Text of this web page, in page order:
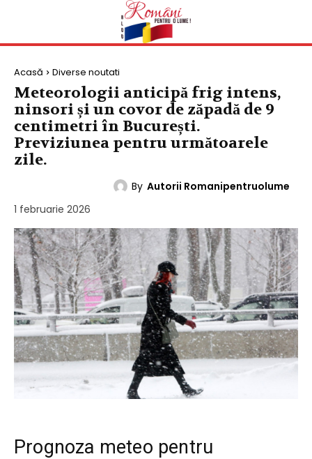
Acasă Diverse noutati
Meteorologii anticipă frig intens,
ninsori și un covor de zăpadă de 9
centimetri în București.
Previziunea pentru următoarele
zile.
By Autorii Romanipentruolume
1 februarie 2026
Prognoza meteo pentru